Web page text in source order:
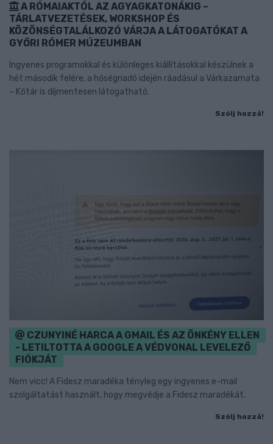
A RÓMAIAKTÓL AZ AGYAGKATONÁKIG –
TÁRLATVEZETÉSEK, WORKSHOP ÉS
KÖZÖNSÉGTALÁLKOZÓ VÁRJA A LÁTOGATÓKAT A
GYŐRI RÓMER MÚZEUMBAN
Ingyenes programokkal és különleges kiállításokkal készülnek a
hét második felére, a hőségriadó idején ráadásul a Várkazamata
– Kőtár is díjmentesen látogatható.
Szólj hozzá!
CZUNYINÉ HARCA A GMAIL ÉS AZ ÖNKÉNY ELLEN
- LETILTOTTA A GOOGLE A VÉDVONAL LEVELEZŐ
FIÓKJÁT
Nem vicc! A Fidesz maradéka tényleg egy ingyenes e-mail
szolgáltatást használt, hogy megvédje a Fidesz maradékát.
Szólj hozzá!